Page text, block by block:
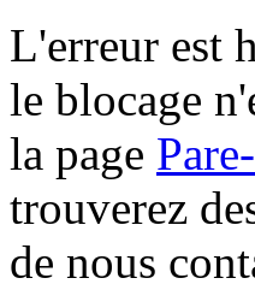
L'erreur est
le blocage
la page
trouverez
de nous